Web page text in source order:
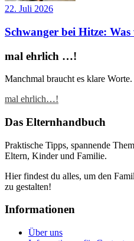
22. Juli 2026
Schwanger bei Hitze:
mal ehrlich …!
Manchmal braucht es klare
mal ehrlich…!
Das Elternhandbuch
Praktische Tipps, spannende
Eltern, Kinder und Familie.
Hier findest du alles, um den
zu gestalten!
Informationen
Über uns